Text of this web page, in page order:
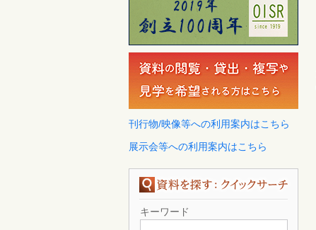
刊行物/映像等への利用案内はこちら
展示会等への利用案内はこちら
キーワード